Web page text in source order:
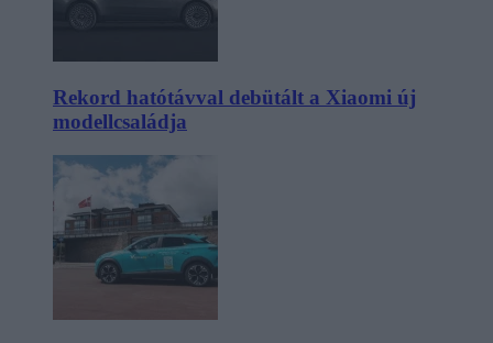
Rekord hatótávval debütált a Xiaomi új
modellcsaládja